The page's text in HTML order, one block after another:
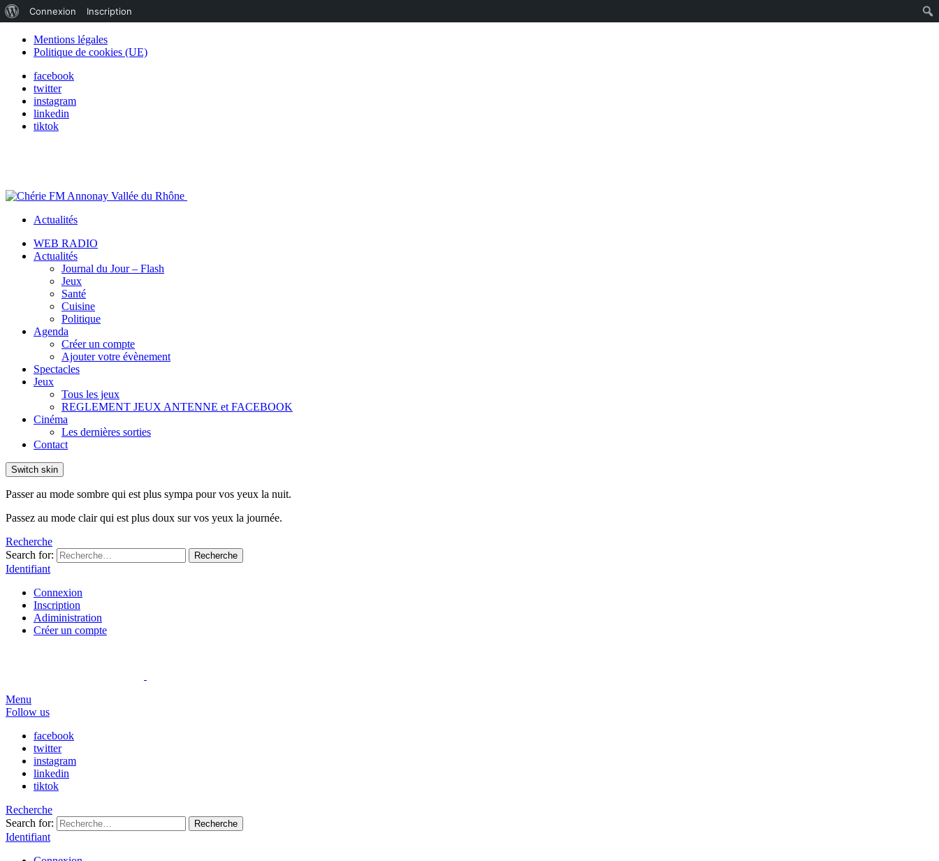
Mentions légales
Politique de cookies (UE)
facebook
twitter
instagram
linkedin
tiktok
Actualités
WEB RADIO
Actualités
Journal du Jour – Flash
Jeux
Santé
Cuisine
Politique
Agenda
Créer un compte
Ajouter votre évènement
Spectacles
Jeux
Tous les jeux
REGLEMENT JEUX ANTENNE et FACEBOOK
Cinéma
Les dernières sorties
Contact
Switch skin
Passer au mode sombre qui est plus sympa pour vos yeux la nuit.
Passez au mode clair qui est plus doux sur vos yeux la journée.
Recherche
Search for:
Recherche
Identifiant
Connexion
Inscription
Adiministration
Créer un compte
Menu
Follow us
facebook
twitter
instagram
linkedin
tiktok
Recherche
Search for:
Recherche
Identifiant
de
WordPress
Connexion Inscription